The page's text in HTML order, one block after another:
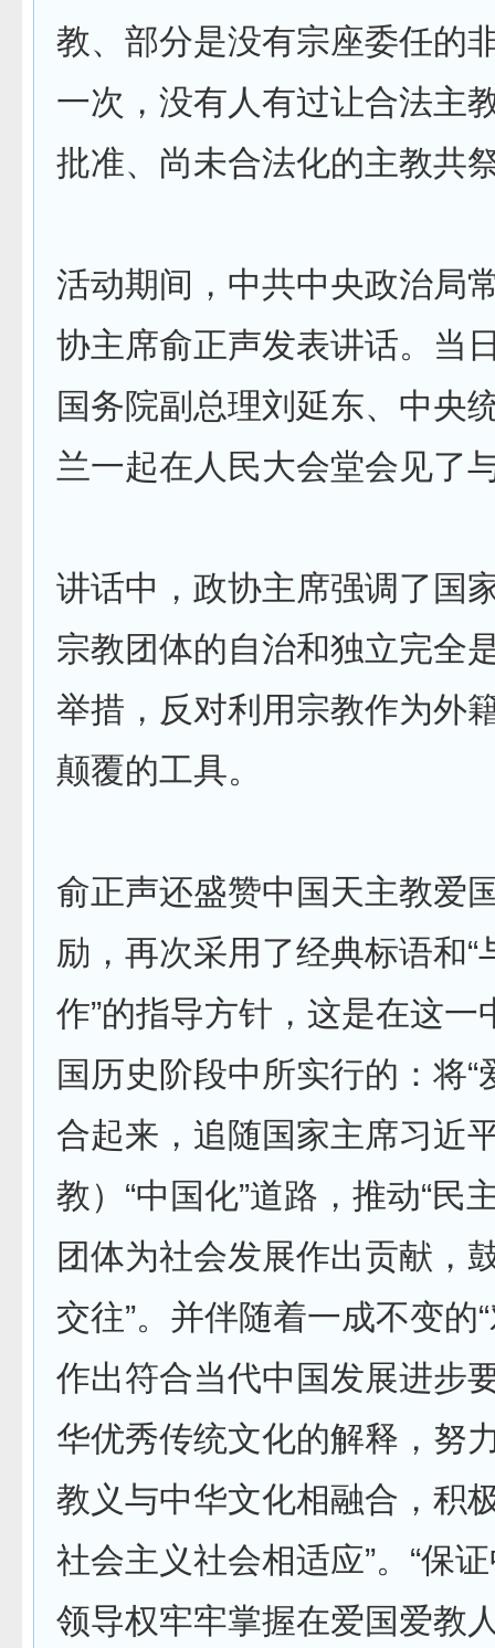
教、部分是没有宗座委任的
一次，没有人有过让合法主
批准、尚未合法化的主教共
活动期间，中共中央政治局
协主席俞正声发表讲话。当
国务院副总理刘延东、中央
兰一起在人民大会堂会见了
讲话中，政协主席强调了国
宗教团体的自治和独立完全
举措，反对利用宗教作为外
颠覆的工具。
俞正声还盛赞中国天主教爱
励，再次采用了经典标语和“
作”的指导方针，这是在这一
国历史阶段中所实行的：将“
合起来，追随国家主席习近
教）“中国化”道路，推动“民
团体为社会发展作出贡献，
交往”。并伴随着一成不变的
作出符合当代中国发展进步
华优秀传统文化的解释，努
教义与中华文化相融合，积
社会主义社会相适应”。“保
领导权牢牢掌握在爱国爱教